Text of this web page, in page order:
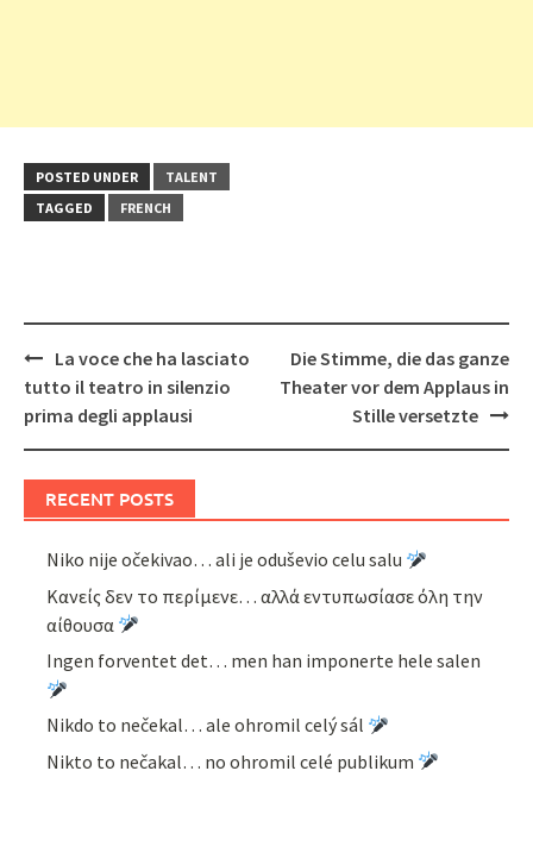
POSTED UNDER
TALENT
TAGGED
FRENCH
Post
navigation
La voce che ha lasciato
tutto il teatro in silenzio
prima degli applausi
Die Stimme, die das ganze
Theater vor dem Applaus in
Stille versetzte
RECENT POSTS
Niko nije očekivao… ali je oduševio celu salu
Κανείς δεν το περίμενε… αλλά εντυπωσίασε όλη την
αίθουσα
Ingen forventet det… men han imponerte hele salen
Nikdo to nečekal… ale ohromil celý sál
Nikto to nečakal… no ohromil celé publikum